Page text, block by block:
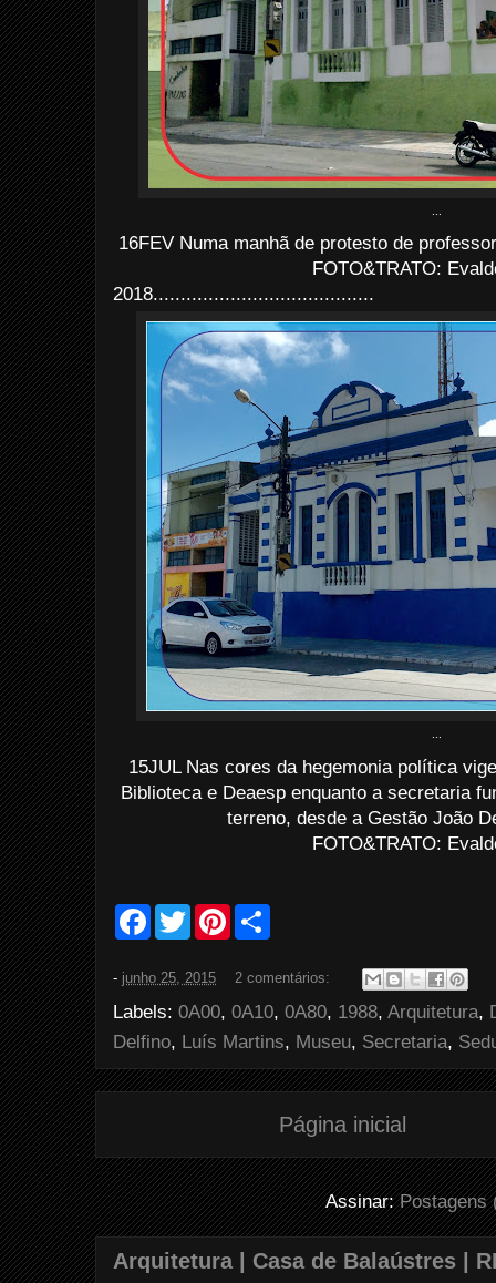
16FEV Numa manhã de protesto de
FOTO&TRATO:
2018........................................
15JUL Nas cores da hegemonia política
Biblioteca e Deaesp enquanto a secretaria
terreno, desde a Gestão João
FOTO&TRATO:
F
b
o
k
T
w
t
r
P
e
e
s
t
e
- junho 25, 2015 2 comentários:
Labels: 0A00, 0A10, 0A80, 1988, Arquitetura,
Delfino, Luís Martins, Museu, Secretaria,
Página inicial
Assinar:Postagens
Arquitetura | Casa de Balaústres |